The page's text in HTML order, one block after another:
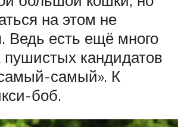
на этом не
Ведь есть ещё много
пушистых кандидатов
самый». К
боб.